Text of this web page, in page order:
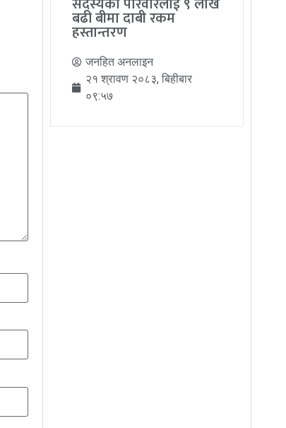
बढी बीमा दाबी रकम
हस्तान्तरण
जनहित अनलाइन
२१ श्रावण २०८३, बिहीबार
०९:५७